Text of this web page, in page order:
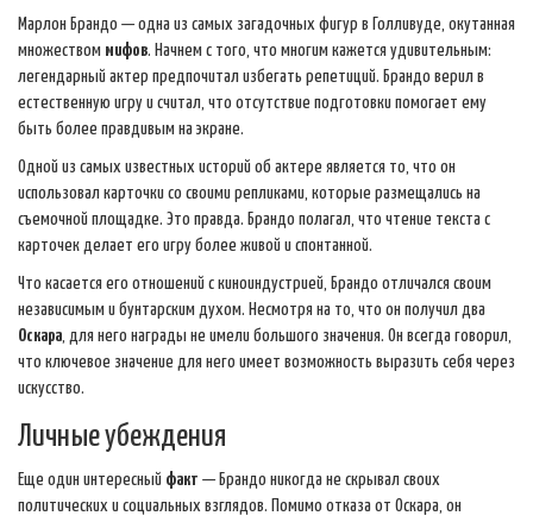
Марлон Брандо — одна из самых загадочных фигур в Голливуде, окутанная
множеством мифов. Начнем с того, что многим кажется удивительным:
легендарный актер предпочитал избегать репетиций. Брандо верил в
естественную игру и считал, что отсутствие подготовки помогает ему
быть более правдивым на экране.
Одной из самых известных историй об актере является то, что он
использовал карточки со своими репликами, которые размещались на
съемочной площадке. Это правда. Брандо полагал, что чтение текста с
карточек делает его игру более живой и спонтанной.
Что касается его отношений с киноиндустрией, Брандо отличался своим
независимым и бунтарским духом. Несмотря на то, что он получил два
Оскара, для него награды не имели большого значения. Он всегда говорил,
что ключевое значение для него имеет возможность выразить себя через
искусство.
Личные убеждения
Еще один интересный факт — Брандо никогда не скрывал своих
политических и социальных взглядов. Помимо отказа от Оскара, он